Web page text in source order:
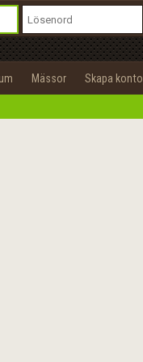
Mässor Skapa konto